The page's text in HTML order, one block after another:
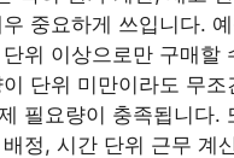
중요하게 쓰입니다.
위 이상으로만 구매할
단위 미만이라도 무조
필요량이 충족됩니다.
정, 시간 단위 근무 계